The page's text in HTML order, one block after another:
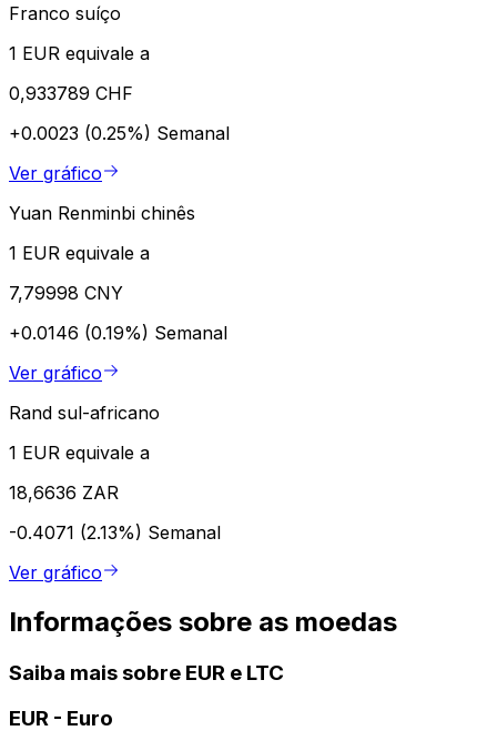
Franco suíço
1 EUR equivale a
0,933789 CHF
+0.0023 (0.25%) Semanal
Ver gráfico
Yuan Renminbi chinês
1 EUR equivale a
7,79998 CNY
+0.0146 (0.19%) Semanal
Ver gráfico
Rand sul-africano
1 EUR equivale a
18,6636 ZAR
-0.4071 (2.13%) Semanal
Ver gráfico
Informações sobre as moedas
Saiba mais sobre EUR e LTC
EUR - Euro